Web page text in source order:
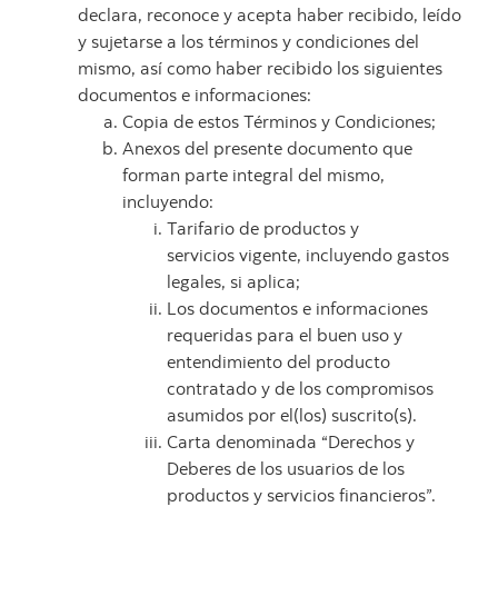
declara, reconoce y acepta haber recibido, leído
y sujetarse a los términos y condiciones del
mismo, así como haber recibido los siguientes
documentos e informaciones:
Copia de estos Términos y Condiciones;
Anexos del presente documento que
forman parte integral del mismo,
incluyendo:
Tarifario de productos y
servicios vigente, incluyendo gastos
legales, si aplica;
Los documentos e informaciones
requeridas para el buen uso y
entendimiento del producto
contratado y de los compromisos
asumidos por el(los) suscrito(s).
Carta denominada “Derechos y
Deberes de los usuarios de los
productos y servicios financieros”.